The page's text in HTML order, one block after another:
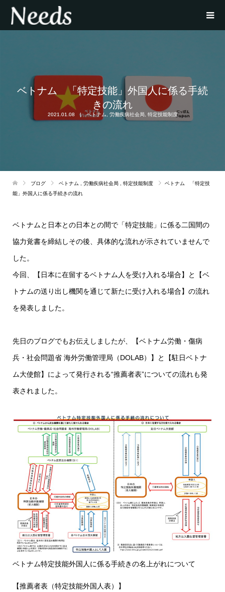
ベトナム 「特定技能」外国人に係る手続
きの流れ
2021.01.08 ベトナム 労働疾病社会局, 特定技能制度
ブログ ベトナム 労働疾病社会局 特定技能制度
ベトナム 「特定技
能」外国人に係る手続きの流れ
ベトナムと日本との日本との間で「特定技能」に係る二国間の
協力覚書を締結しその後、具体的な流れが示されていませんで
した。
今回、【日本に在留するベトナム人を受け入れる場合】と【ベ
トナムの送り出し機関を通じて新たに受け入れる場合】の流れ
を発表しました。
先日のブログでもお伝えしましたが、【ベトナム労働・傷病
兵・社会問題省 海外労働管理局（DOLAB）】と【駐日ベトナ
ム大使館】によって発行される“推薦者表”についての流れも発
表されました。
ベトナム特定技能外国人に係る手続きの名上がれについて
【推薦者表（特定技能外国人表）】